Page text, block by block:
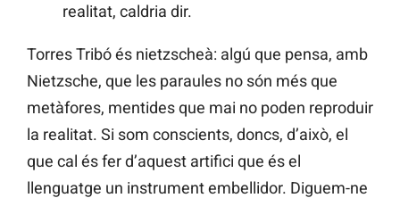
realitat, caldria dir.
Torres Tribó és nietzscheà: algú que pensa, amb
Nietzsche, que les paraules no són més que
metàfores, mentides que mai no poden reproduir
la realitat. Si som conscients, doncs, d’això, el
que cal és fer d’aquest artifici que és el
llenguatge un instrument embellidor. Diguem-ne